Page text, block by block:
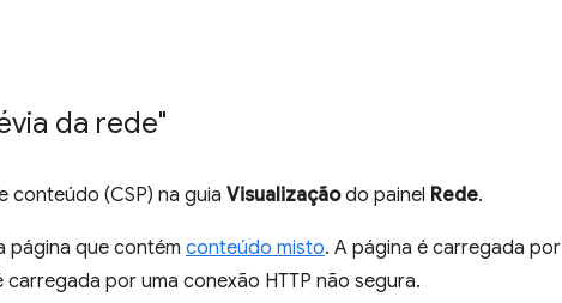
da rede"
conteúdo (CSP) na guia Visualizaçãodo painel Rede.
página que contém conteúdo misto. A página é carregada por
por uma conexão HTTP não segura.